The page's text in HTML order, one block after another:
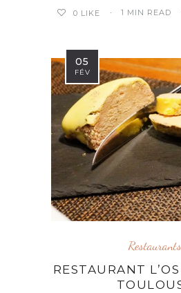
0 LIKE 1 MIN READ
05
FÉV
Restaurants
RESTAURANT